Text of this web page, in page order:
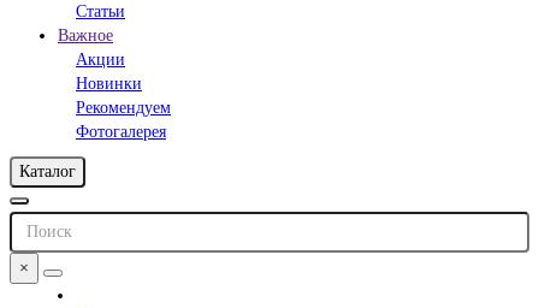
Статьи
Важное
Акции
Новинки
Рекомендуем
Фотогалерея
Каталог
×